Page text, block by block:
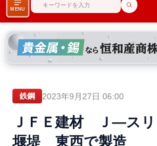
MENU
鉄鋼 2023年9月27日 06:00
ＪＦＥ建材 Ｊ―スリ
堰堤 東西で製造